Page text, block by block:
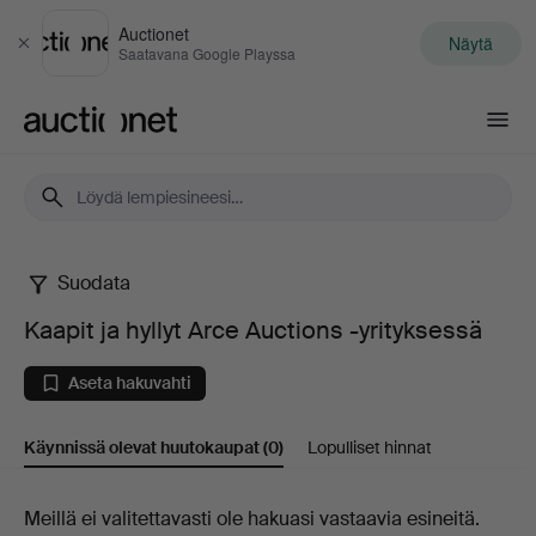
Sulje
Auctionet
Saatavana Google Playssa Näytä
Kaapit
ja
hyllyt
Arce
Suodata
Kaapit ja hyllyt Arce Auctions -yrityksessä
Aseta hakuvahti
Käynnissä olevat huutokaupat(0) Lopulliset hinnat
Käynnissä
Meillä ei valitettavasti ole hakuasi vastaavia esineitä.